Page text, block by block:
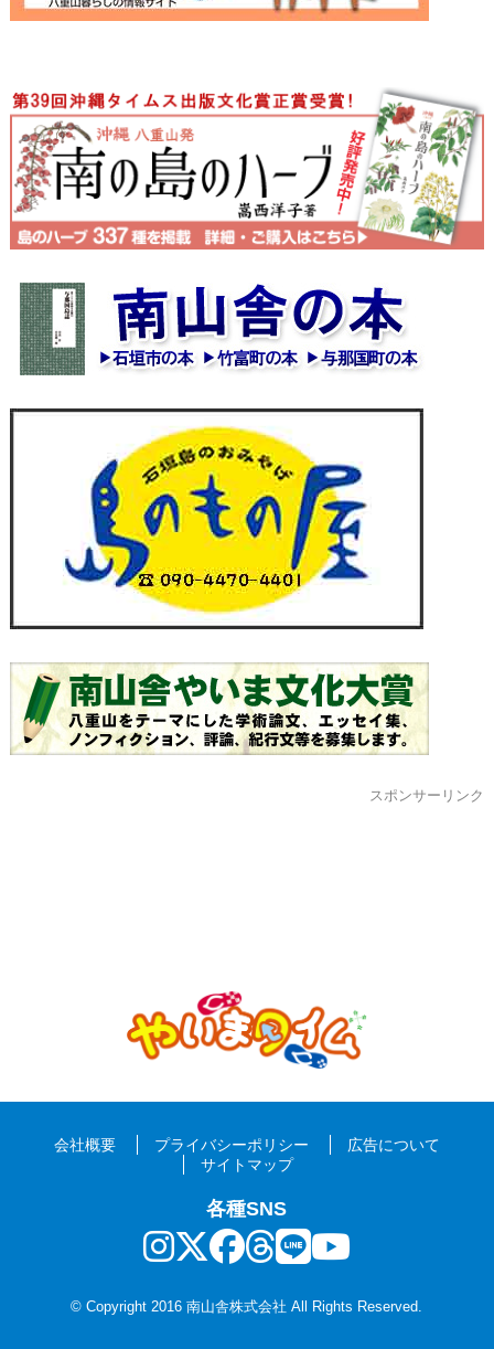
スポンサーリンク
会社概要 プライバシーポリシー
広告について
サイトマップ
各種SNS
© Copyright 2016 南山舎株式会社 All Rights Reserved.